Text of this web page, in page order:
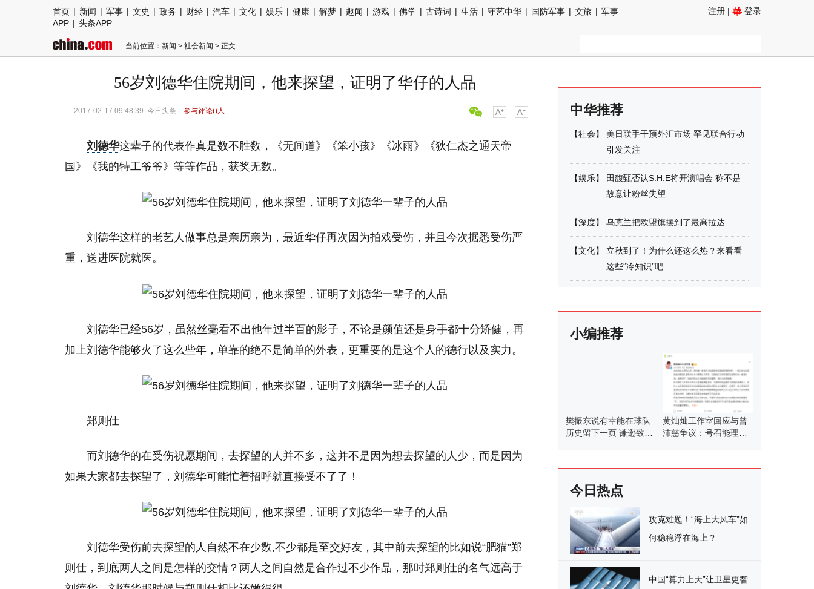
首页 | 新闻 | 军事 | 文史 | 政务 | 财经 | 汽车 | 文化 | 娱乐 | 健康 | 解梦 | 趣闻 | 游戏 | 佛学 | 古诗词 | 生活 | 守艺中华 | 国防军事 | 文旅 | 军事
APP | 头条APP
注册 | 登录
当前位置： 新闻 > 社会新闻 > 正文
56岁刘德华住院期间，他来探望，证明了华仔的人品
2017-02-17 09:48:39 今日头条 参与评论()人
刘德华这辈子的代表作真是数不胜数，《无间道》《笨小孩》《冰雨》《狄仁杰之通天帝
国》《我的特工爷爷》等等作品，获奖无数。
刘德华这样的老艺人做事总是亲历亲为，最近华仔再次因为拍戏受伤，并且今次据悉受伤严
重，送进医院就医。
刘德华已经56岁，虽然丝毫看不出他年过半百的影子，不论是颜值还是身手都十分矫健，再
加上刘德华能够火了这么些年，单靠的绝不是简单的外表，更重要的是这个人的德行以及实力。
郑则仕
而刘德华的在受伤祝愿期间，去探望的人并不多，这并不是因为想去探望的人少，而是因为
如果大家都去探望了，刘德华可能忙着招呼就直接受不了了！
刘德华受伤前去探望的人自然不在少数,不少都是至交好友，其中前去探望的比如说“肥猫”郑
则仕，到底两人之间是怎样的交情？两人之间自然是合作过不少作品，那时郑则仕的名气远高于
中华推荐
【社会】
美日联手干预外汇市场 罕见联合行动
引发关注
【娱乐】
田馥甄否认S.H.E将开演唱会 称不是
故意让粉丝失望
【深度】 乌克兰把欧盟旗摆到了最高拉达
【文化】
立秋到了！为什么还这么热？来看看
这些“冷知识”吧
小编推荐
樊振东说有幸能在球队
历史留下一页 谦逊致敬
黄灿灿工作室回应与曾
沛慈争议：号召能理智
今日热点
攻克难题！“海上大风车”如
何稳稳浮在海上？
中国“算力上天”让卫星更智